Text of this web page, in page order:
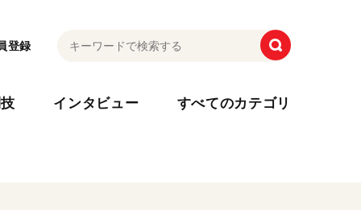
登録
インタビュー すべてのカテゴリ